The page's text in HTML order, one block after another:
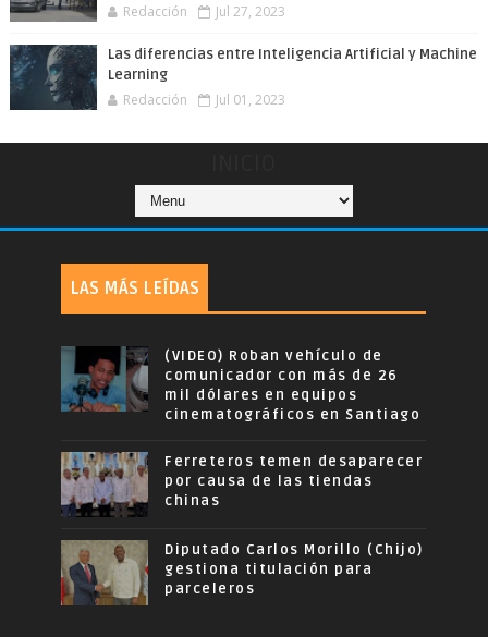
Redacción Jul 27, 2023
Las diferencias entre Inteligencia Artificial y Machine
Learning
Redacción Jul 01, 2023
LAS MÁS LEÍDAS
(VIDEO) Roban vehículo de
comunicador con más de 26
mil dólares en equipos
cinematográficos en Santiago
Ferreteros temen desaparecer
por causa de las tiendas
chinas
Diputado Carlos Morillo (Chijo)
gestiona titulación para
parceleros